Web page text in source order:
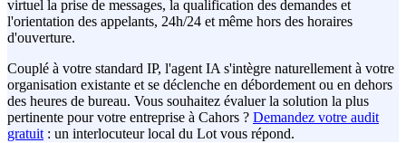
virtuel la prise de messages, la qualification des demandes et
l'orientation des appelants, 24h/24 et même hors des horaires
d'ouverture.
Couplé à votre standard IP, l'agent IA s'intègre naturellement à votre
organisation existante et se déclenche en débordement ou en dehors
des heures de bureau. Vous souhaitez évaluer la solution la plus
pertinente pour votre entreprise à Cahors ? Demandez votre audit
gratuit : un interlocuteur local du Lot vous répond.